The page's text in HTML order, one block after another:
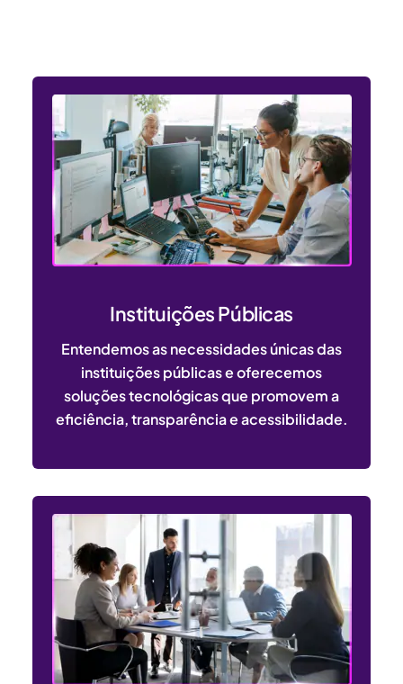
Instituições Públicas
Entendemos as necessidades únicas das
instituições públicas e oferecemos
soluções tecnológicas que promovem a
eficiência, transparência e acessibilidade.